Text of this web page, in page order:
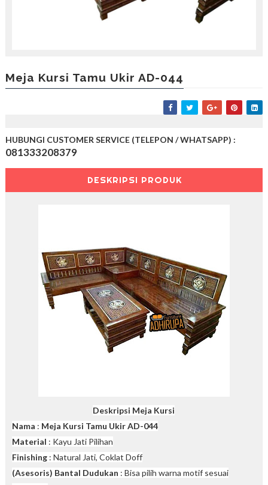
s
K
Meja Kursi Tamu Ukir AD-044
HUBUNGI CUSTOMER SERVICE (TELEPON / WHATSAPP) :
081333208379
DESKRIPSI PRODUK
Deskripsi Meja Kursi
Nama : Meja Kursi Tamu Ukir AD-044
Material : Kayu Jati Pilihan
Finishing : Natural Jati, Coklat Doff
(Asesoris) Bantal Dudukan : Bisa pilih warna motif sesuai